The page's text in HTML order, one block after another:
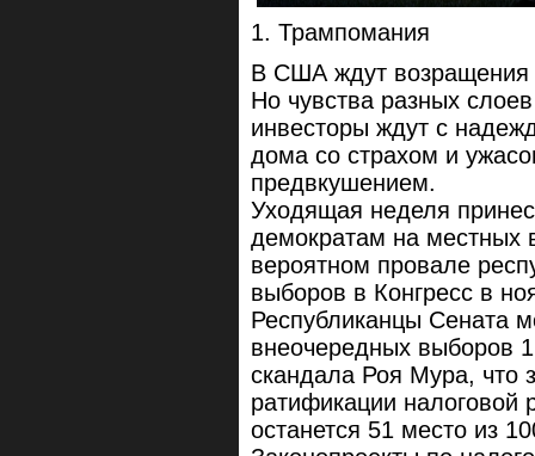
1. Трампомания
В США ждут возращения
Но чувства разных
инвесторы ждут с
дома со страхом и
предвкушением.
Уходящая неделя
демократам на местных
вероятном провале
выборов в Конгресс в
Республиканцы Сената
внеочередных выборов
скандала Роя Мура, что
ратификации налоговой
останется 51 место из